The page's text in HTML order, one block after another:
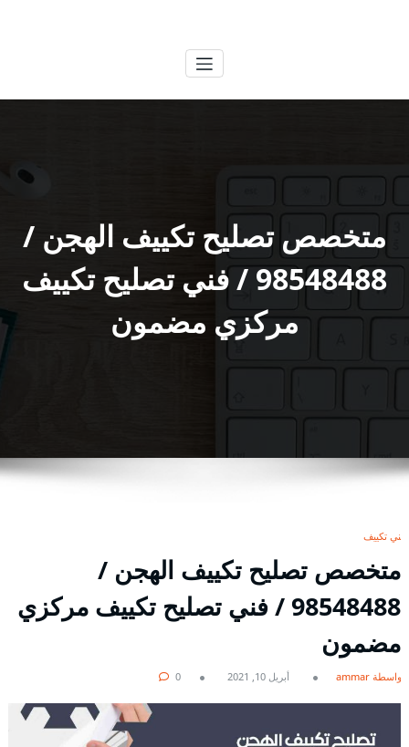
متخصص تصليح تكييف الهجن /
98548488 / فني تصليح تكييف
مركزي مضمون
فني تكييف
متخصص تصليح تكييف الهجن /
98548488 / فني تصليح تكييف مركزي
مضمون
بواسطة ammar أبريل 10, 2021 0